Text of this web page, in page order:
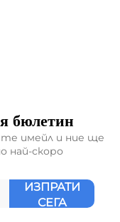
бюлетин
имейл и ние ще
най-скоро
ИЗПРАТИ
СЕГА